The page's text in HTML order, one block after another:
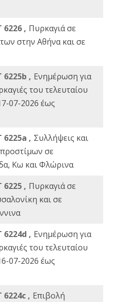
6226 , Πυρκαγιά σε
στην Αθήνα και σε
6225b , Ενημέρωση για
του τελευταίου
07-2026 έως
6225a , Συλλήψεις και
σε
Κω και Φλώρινα
6225 , Πυρκαγιά σε
και σε
6224d , Ενημέρωση για
του τελευταίου
07-2026 έως
6224c , Επιβολή